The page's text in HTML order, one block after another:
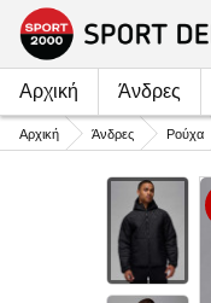
Αρχική Άνδρες
Αρχική Άνδρες Ρούχα